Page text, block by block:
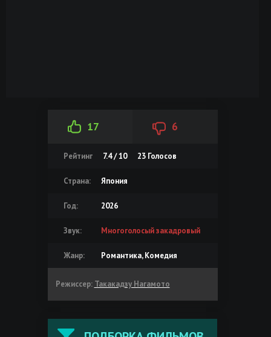
17 6
Рейтинг 7.4 / 10 23Голосов
Страна: Япония
Год: 2026
Звук: Многоголосый закадровый
Жанр: Романтика, Комедия
Режиссер: Такакадзу Нагамото